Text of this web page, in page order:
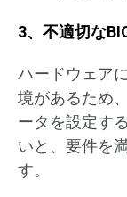
3、不適切な
ハードウェア
境があるため
ータを設定す
いと、要件を
す。